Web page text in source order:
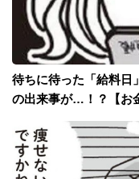
待ちに待った「給料日
の出来事が…！？【お